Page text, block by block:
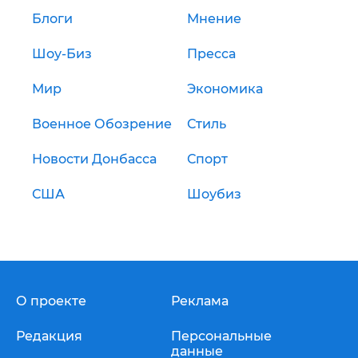
Блоги Мнение
Шоу-Биз Пресса
Мир Экономика
Военное Обозрение Стиль
Новости Донбасса Спорт
США Шоубиз
О проекте
Редакция
Реклама
Персональные
данные